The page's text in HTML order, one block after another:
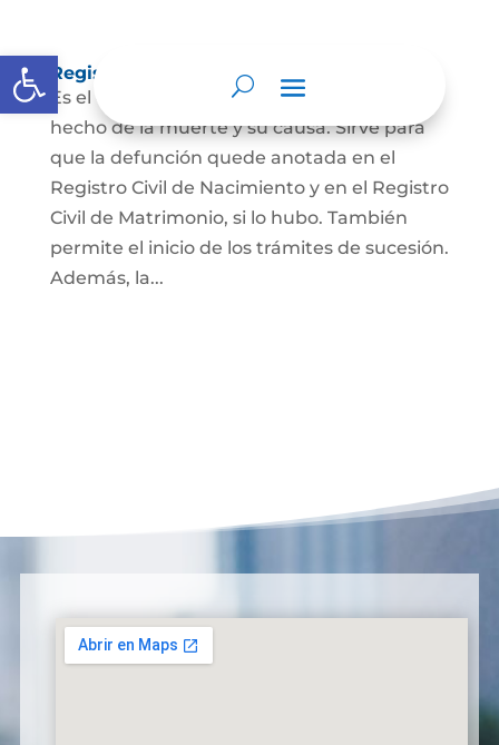
Abrir barra de herramientas
Registro Civil de Defunción
Es el documento público que prueba el
hecho de la muerte y su causa. Sirve para
que la defunción quede anotada en el
Registro Civil de Nacimiento y en el Registro
Civil de Matrimonio, si lo hubo. También
permite el inicio de los trámites de sucesión.
Además, la...